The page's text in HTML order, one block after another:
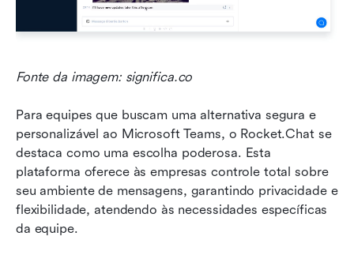
Fonte da imagem: significa.co
Para equipes que buscam uma alternativa segura e
personalizável ao Microsoft Teams, o Rocket.Chat se
destaca como uma escolha poderosa. Esta
plataforma oferece às empresas controle total sobre
seu ambiente de mensagens, garantindo privacidade e
flexibilidade, atendendo às necessidades específicas
da equipe.